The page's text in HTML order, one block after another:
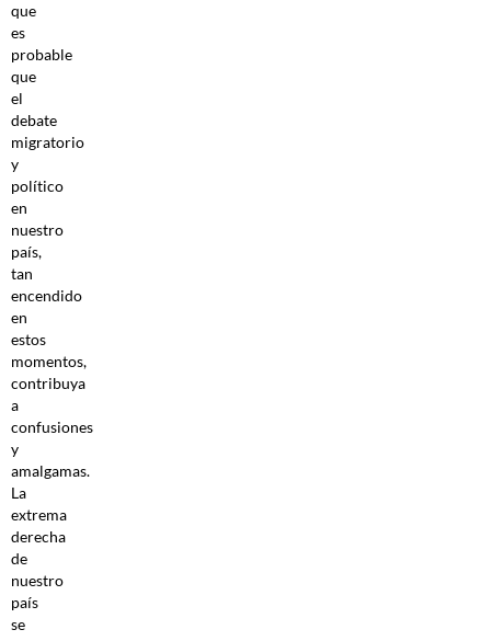
que
es
probable
que
el
debate
migratorio
y
político
en
nuestro
país,
tan
encendido
en
estos
momentos,
contribuya
a
confusiones
y
amalgamas.
La
extrema
derecha
de
nuestro
país
se